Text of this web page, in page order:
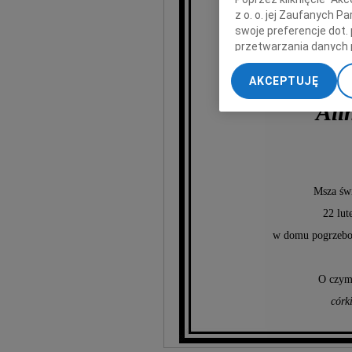
Msza
22
w domu
O
z o. o. jej Zaufanych
swoje preferencje dot.
przetwarzania danych
„Ustawienia
My, nasi Zaufani
dokładnych danych
Przechowywanie
treści, badnie
AKCEPTUJĘ